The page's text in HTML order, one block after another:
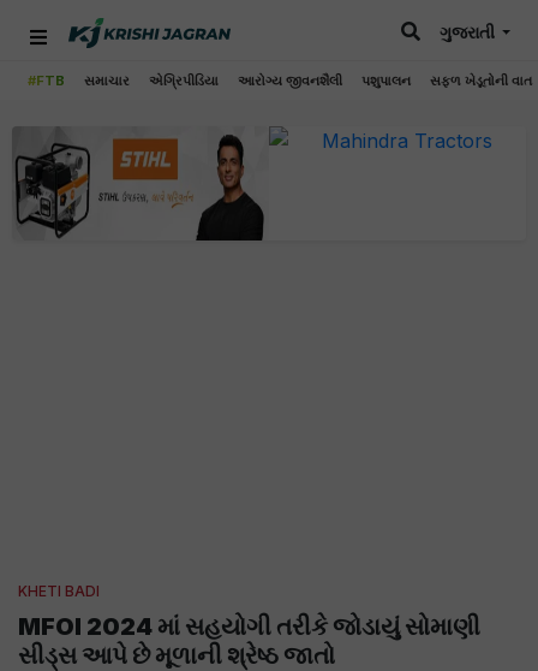
#FTB સમાચાર એગ્રિપીડિયા આરોગ્ય જીવનશૈલી પશુપાલન સફળ ખેડૂતોની વાત
ગુજરાતી
KHETI BADI
MFOI 2024 માં સહયોગી તરીકે જોડાયું સોમાણી
સીડ્સ આપે છે મૂળાની શ્રેષ્ઠ જાતો